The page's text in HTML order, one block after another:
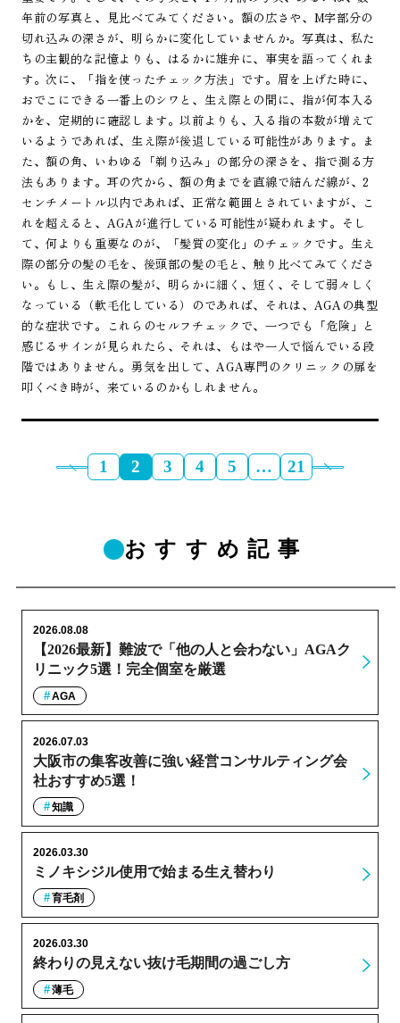
年前の写真と、見比べてみてください。額の広さや、M字部分の
切れ込みの深さが、明らかに変化していませんか。写真は、私た
ちの主観的な記憶よりも、はるかに雄弁に、事実を語ってくれま
す。次に、「指を使ったチェック方法」です。眉を上げた時に、
おでこにできる一番上のシワと、生え際との間に、指が何本入る
かを、定期的に確認します。以前よりも、入る指の本数が増えて
いるようであれば、生え際が後退している可能性があります。ま
た、額の角、いわゆる「剃り込み」の部分の深さを、指で測る方
法もあります。耳の穴から、額の角までを直線で結んだ線が、2
センチメートル以内であれば、正常な範囲とされていますが、こ
れを超えると、AGAが進行している可能性が疑われます。そし
て、何よりも重要なのが、「髪質の変化」のチェックです。生え
際の部分の髪の毛を、後頭部の髪の毛と、触り比べてみてくださ
い。もし、生え際の髪が、明らかに細く、短く、そして弱々しく
なっている（軟毛化している）のであれば、それは、AGAの典型
的な症状です。これらのセルフチェックで、一つでも「危険」と
感じるサインが見られたら、それは、もはや一人で悩んでいる段
階ではありません。勇気を出して、AGA専門のクリニックの扉を
叩くべき時が、来ているのかもしれません。
1 2 3 4 5 … 21
おすすめ記事
【2026最新】難波で「他の人と会わない」AGAク
リニック5選！完全個室を厳選
2026.08.08
AGA
大阪市の集客改善に強い経営コンサルティング会
社おすすめ5選！
2026.07.03
知識
ミノキシジル使用で始まる生え替わり
2026.03.30
育毛剤
終わりの見えない抜け毛期間の過ごし方
2026.03.30
薄毛